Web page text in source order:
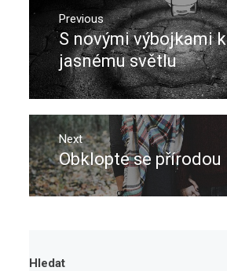
pro
příspěvek
Previous
Previous
post:
S novými výbojkami k
jasnému světlu
Next
Next
post:
Obklopte se přírodou
Hledat